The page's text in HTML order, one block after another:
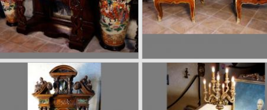
Grande paire de vases
Satsuma, 166 cm
Grand bureau « Face à
en marqueterie florale
à 9 tiroirs